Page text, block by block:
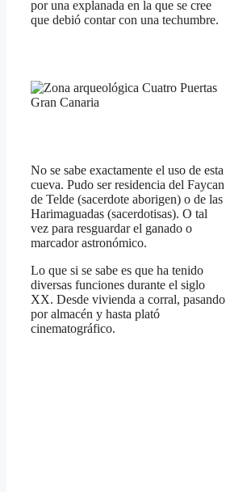
por una explanada en la que se cree
que debió contar con una techumbre.
No se sabe exactamente el uso de esta
cueva. Pudo ser residencia del Faycan
de Telde (sacerdote aborigen) o de las
Harimaguadas (sacerdotisas). O tal
vez para resguardar el ganado o
marcador astronómico.
Lo que si se sabe es que ha tenido
diversas funciones durante el siglo
XX. Desde vivienda a corral, pasando
por almacén y hasta plató
cinematográfico.